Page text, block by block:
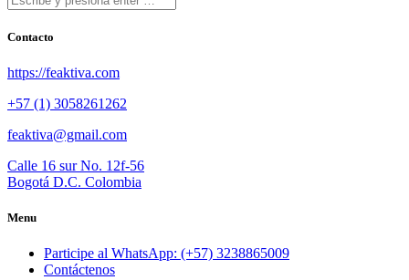
Contacto
https://feaktiva.com
+57 (1) 3058261262
feaktiva@gmail.com
Calle 16 sur No. 12f-56
Bogotá D.C. Colombia
Menu
Participe al WhatsApp: (+57) 3238865009
Contáctenos